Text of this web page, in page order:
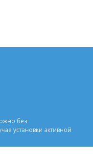
без
установки активной